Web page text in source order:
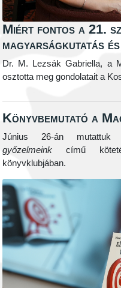
Miért fontos a 21.
magyarságkutatás
Dr. M. Lezsák Gabriella, a
osztotta meg gondolatait a
Könyvbemutató a
Június 26-án
győzelmeink című
könyvklubjában.